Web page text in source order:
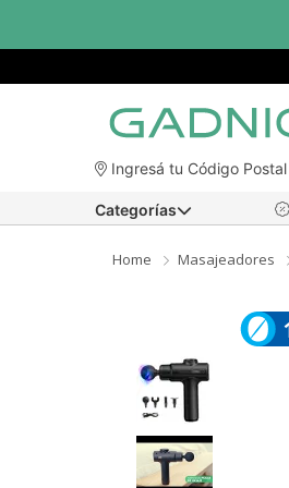
Ingresá tu Código Postal
Categorías
Home Masajeadores